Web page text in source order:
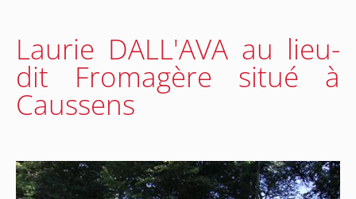
Laurie DALL'AVA au lieu-
dit Fromagère situé à
Caussens